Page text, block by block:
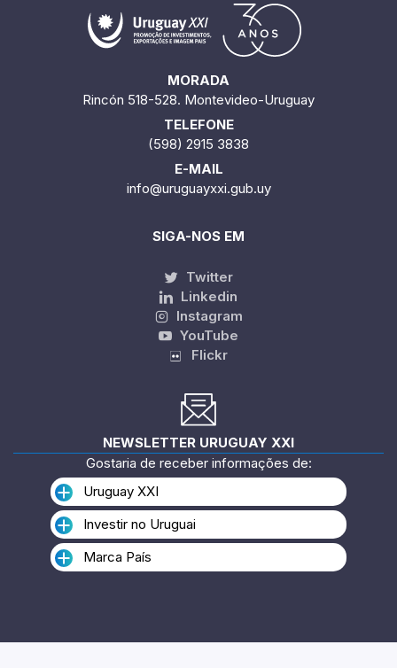
MORADA
Rincón 518-528. Montevideo-Uruguay
TELEFONE
(598) 2915 3838
E-MAIL
info@uruguayxxi.gub.uy
SIGA-NOS EM
Twitter
Linkedin
Instagram
YouTube
Flickr
NEWSLETTER URUGUAY XXI
Gostaria de receber informações de:
Uruguay XXI
Investir no Uruguai
Marca País